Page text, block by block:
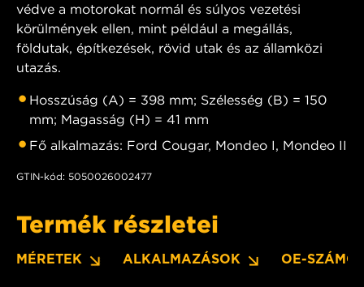
védve a motorokat normál és súlyos vezetési
körülmények ellen, mint például a megállás,
földutak, építkezések, rövid utak és az államközi
utazás.
Hosszúság (A) = 398 mm; Szélesség (B) = 150
mm; Magasság (H) = 41 mm
Fő alkalmazás: Ford Cougar, Mondeo I, Mondeo II
GTIN-kód: 5050026002477
Termék részletei
MÉRETEK ALKALMAZÁSOK OE-